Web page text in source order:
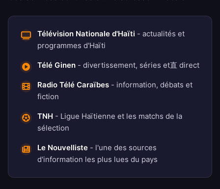
Télévision Nationale d'Haïti - actualités et
programmes d'Haïti
Télé Ginen - divertissement, séries et直 direct
Radio Télé Caraïbes - information, débats et
fiction
TNH - Ligue Haïtienne et les matchs de la
sélection
Le Nouvelliste - l'une des sources
d'information les plus lues du pays